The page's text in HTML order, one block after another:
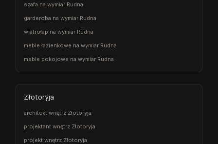
szafa na wymiar Rudna
garderoba na wymiar Rudna
wiatrołap na wymiar Rudna
meble łazienkowe na wymiar Rudna
meble pokojowe na wymiar Rudna
Złotoryja
architekt wnętrz Złotoryja
projektant wnętrz Złotoryja
projekt wnętrz Złotoryja